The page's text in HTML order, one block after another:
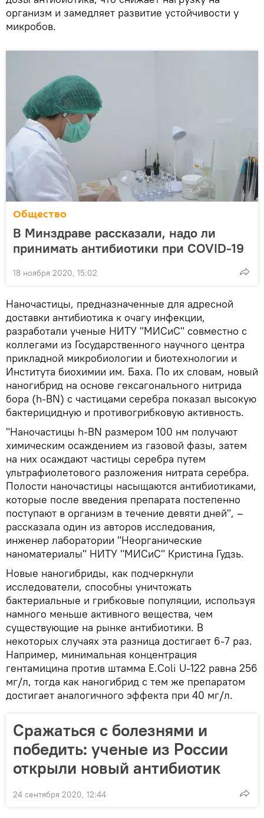
организм и замедляет развитие устойчивости у
микробов.
Общество
В Минздраве рассказали, надо ли
принимать антибиотики при COVID-19
18 ноября 2020, 15:02
Наночастицы, предназначенные для адресной
доставки антибиотика к очагу инфекции,
разработали ученые НИТУ "МИСиС" совместно с
коллегами из Государственного научного центра
прикладной микробиологии и биотехнологии и
Института биохимии им. Баха. По их словам, новый
наногибрид на основе гексагонального нитрида
бора (h-BN) с частицами серебра показал высокую
бактерицидную и противогрибковую активность.
"Наночастицы h-BN размером 100 нм получают
химическим осаждением из газовой фазы, затем
на них осаждают частицы серебра путем
ультрафиолетового разложения нитрата серебра.
Полости наночастицы насыщаются антибиотиками,
которые после введения препарата постепенно
поступают в организм в течение девяти дней", –
рассказала один из авторов исследования,
инженер лаборатории "Неорганические
наноматериалы" НИТУ "МИСиС" Кристина Гудзь.
Новые наногибриды, как подчеркнули
исследователи, способны уничтожать
бактериальные и грибковые популяции, используя
намного меньше активного вещества, чем
существующие на рынке антибиотики. В
некоторых случаях эта разница достигает 6-7 раз.
Например, минимальная концентрация
гентамицина против штамма E.Coli U-122 равна 256
мг/л, тогда как наногибрид с тем же препаратом
достигает аналогичного эффекта при 40 мг/л.
Сражаться с болезнями и
победить: ученые из России
открыли новый антибиотик
24 сентября 2020, 12:44